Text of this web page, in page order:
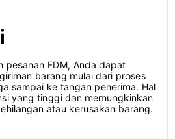
pesanan FDM, Anda dapat
barang mulai dari proses
sampai ke tangan penerima. Hal
yang tinggi dan memungkinkan
atau kerusakan barang.